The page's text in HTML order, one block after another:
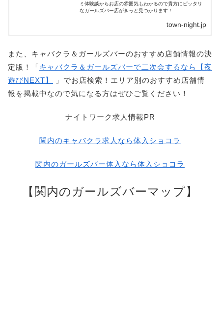
ミ体験談からお店の雰囲気もわかるので貴方にピッタリ
なガールズバー店がきっと見つかります！
town-night.jp
また、キャバクラ＆ガールズバーのおすすめ店舗情報の決
定版！「キャバクラ＆ガールズバーで二次会するなら【夜
遊びNEXT】
」でお店検索！エリア別のおすすめ店舗情
報を掲載中なので気になる方はぜひご覧ください！
ナイトワーク求人情報PR
関内のキャバクラ求人なら体入ショコラ
関内のガールズバー体入なら体入ショコラ
【関内のガールズバーマップ】